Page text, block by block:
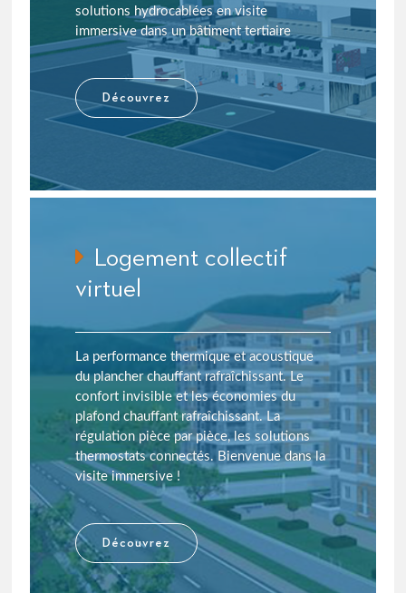
solutions hydrocablées en visite
immersive dans un bâtiment tertiaire
Découvrez
Logement collectif
virtuel
La performance thermique et acoustique
du plancher chauffant rafraîchissant. Le
confort invisible et les économies du
plafond chauffant rafraîchissant. La
régulation pièce par pièce, les solutions
thermostats connectés. Bienvenue dans la
visite immersive !
Découvrez